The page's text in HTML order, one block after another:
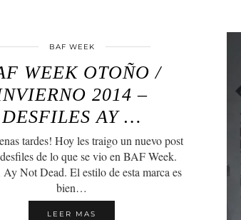
BAF WEEK
WEEK OTOÑO /
2014 –
DESFILES AY …
tardes! Hoy les traigo un nuevo post
de lo que se vio en BAF Week.
Not Dead. El estilo de esta marca es
bien…
LEER MAS